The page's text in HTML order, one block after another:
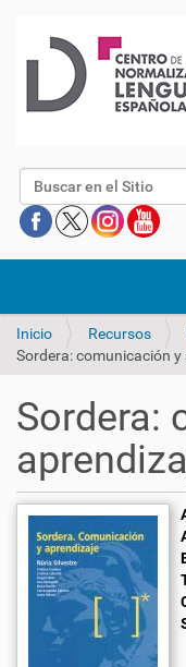
Buscar
Inicio Recursos
Sordera: comunicación y
Sordera: